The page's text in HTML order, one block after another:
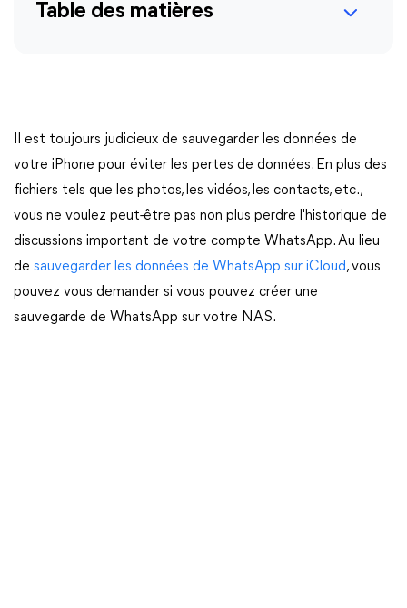
Table des matières
Il est toujours judicieux de sauvegarder les données de
votre iPhone pour éviter les pertes de données. En plus des
fichiers tels que les photos, les vidéos, les contacts, etc.,
vous ne voulez peut-être pas non plus perdre l'historique de
discussions important de votre compte WhatsApp. Au lieu
de sauvegarder les données de WhatsApp sur iCloud, vous
pouvez vous demander si vous pouvez créer une
sauvegarde de WhatsApp sur votre NAS.